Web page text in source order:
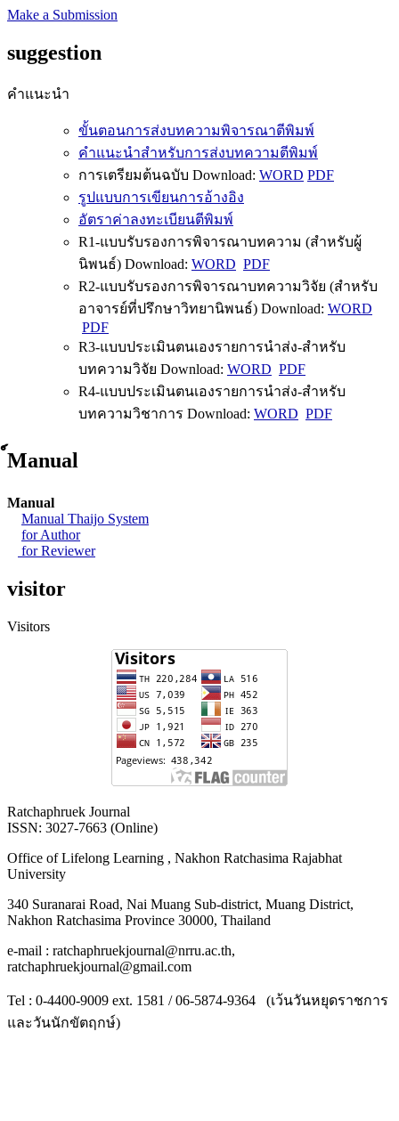
Make a Submission
suggestion
คำแนะนำ
ขั้นตอนการส่งบทความพิจารณาตีพิมพ์
คำแนะนำสำหรับการส่งบทความตีพิมพ์
การเตรียมต้นฉบับ Download: WORD PDF
รูปแบบการเขียนการอ้างอิง
อัตราค่าลงทะเบียนตีพิมพ์
R1-แบบรับรองการพิจารณาบทความ (สำหรับผู้
นิพนธ์) Download: WORD PDF
R2-แบบรับรองการพิจารณาบทความวิจัย (สำหรับ
อาจารย์ที่ปรึกษาวิทยานิพนธ์) Download: WORD
PDF
R3-แบบประเมินตนเองรายการนำส่ง-สำหรับ
บทความวิจัย Download: WORD PDF
R4-แบบประเมินตนเองรายการนำส่ง-สำหรับ
บทความวิชาการ Download: WORD PDF
์Manual
Manual
Manual Thaijo System
for Author
for Reviewer
visitor
Visitors
Ratchaphruek Journal
ISSN: 3027-7663 (Online)
Office of Lifelong Learning , Nakhon Ratchasima Rajabhat
University
340 Suranarai Road, Nai Muang Sub-district, Muang District,
Nakhon Ratchasima Province 30000, Thailand
e-mail : ratchaphruekjournal@nrru.ac.th,
ratchaphruekjournal@gmail.com
Tel : 0-4400-9009 ext. 1581 / 06-5874-9364 (เว้นวันหยุดราชการ
และวันนักขัตฤกษ์)